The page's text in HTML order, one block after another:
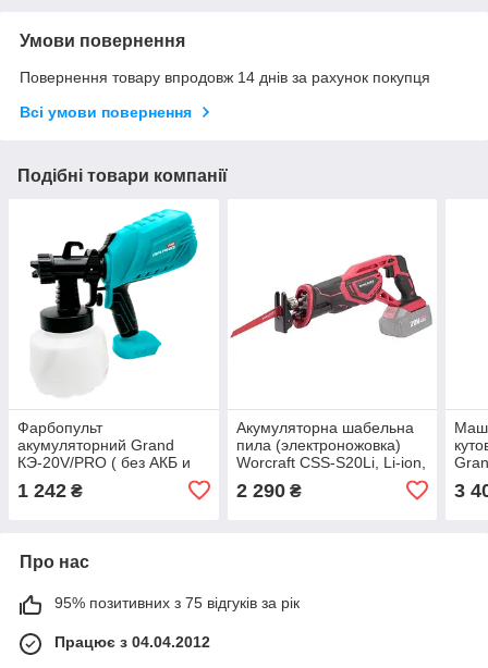
Умови повернення
Повернення товару впродовж 14 днів за рахунок покупця
Всі умови повернення
Подібні товари компанії
Фарбопульт
акумуляторний Grand
КЭ-20V/PRO ( без АКБ и
1 242 ₴
Акумуляторна шабельна
пила (электроножовка)
Worcraft CSS-S20Li, Li-ion,
2 290₴ 3
Про нас
95% позитивних з 75 відгуків за рік
Працює з 04.04.2012